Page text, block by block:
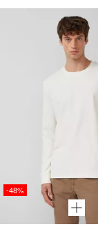
-48%